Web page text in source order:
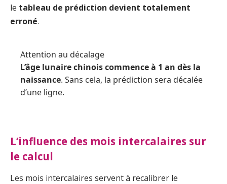
le tableau de prédiction devient totalement
erroné.
Attention au décalage
L’âge lunaire chinois commence à 1 an dès la
naissance. Sans cela, la prédiction sera décalée
d’une ligne.
L’influence des mois intercalaires sur
le calcul
Les mois intercalaires servent à recalibrer le